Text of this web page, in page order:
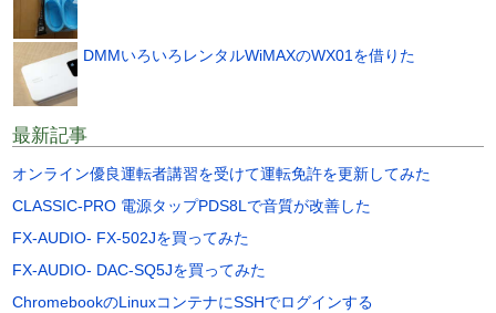
DMMいろいろレンタルWiMAXのWX01を借りた
最新記事
オンライン優良運転者講習を受けて運転免許を更新してみた
CLASSIC-PRO 電源タップPDS8Lで音質が改善した
FX-AUDIO- FX-502Jを買ってみた
FX-AUDIO- DAC-SQ5Jを買ってみた
ChromebookのLinuxコンテナにSSHでログインする